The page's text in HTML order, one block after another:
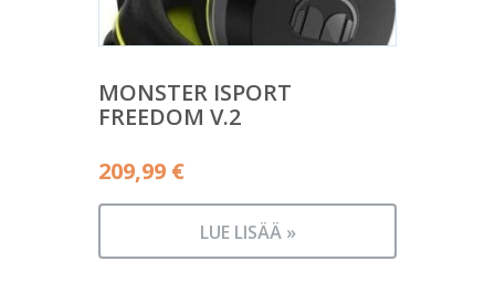
MONSTER ISPORT
FREEDOM V.2
209,99 €
LUE LISÄÄ »